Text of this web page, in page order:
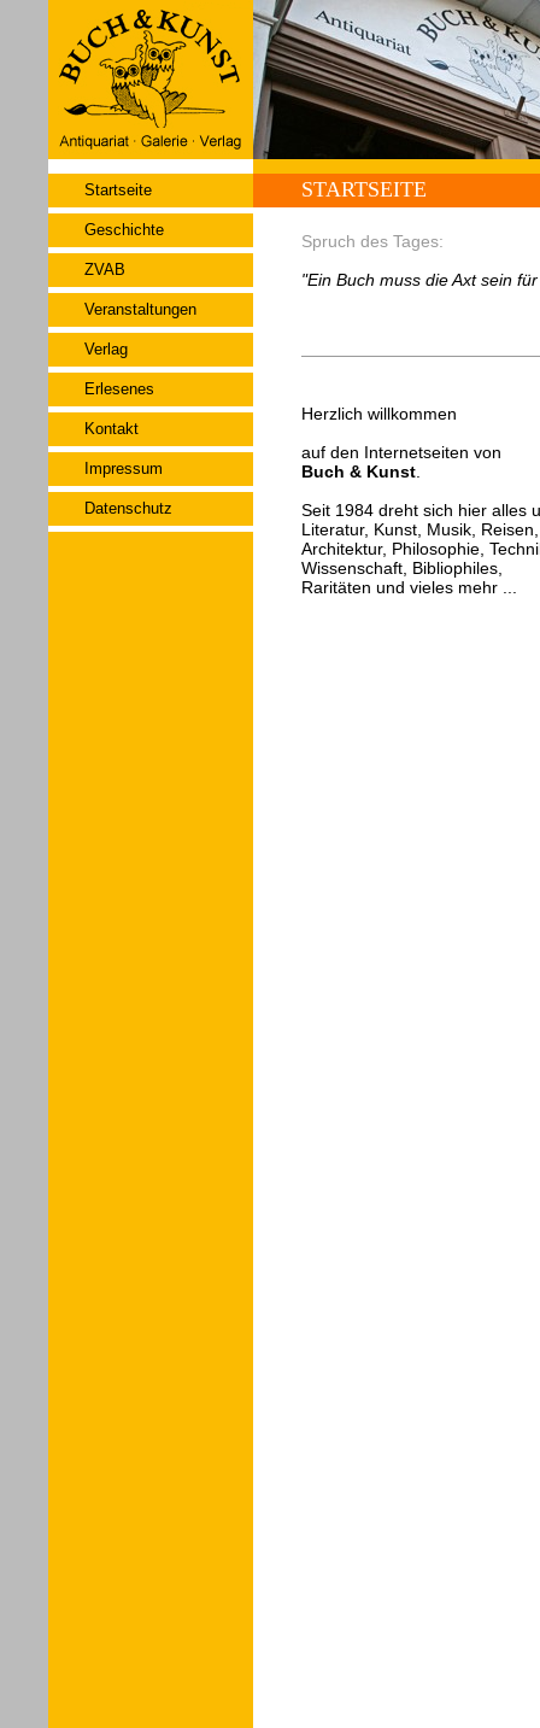
Startseite
Geschichte
ZVAB
Veranstaltungen
Verlag
Erlesenes
Kontakt
Impressum
Datenschutz
STARTSEITE
Spruch des Tages:
"Ein Buch muss die Axt sein
Herzlich willkommen
auf den Internetseiten von
Buch & Kunst.
Seit 1984 dreht sich hier alles
Literatur, Kunst, Musik, Reisen,
Architektur, Philosophie,
Wissenschaft, Bibliophiles,
Raritäten und vieles mehr ...